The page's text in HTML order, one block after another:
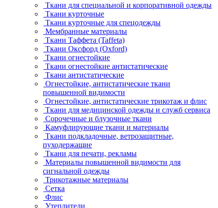
Ткани для специальной и корпоративной одежды
Ткани курточные
Ткани курточные для спецодежды
Мембранные материалы
Ткани Таффета (Taffeta)
Ткани Оксфорд (Oxford)
Ткани огнестойкие
Ткани огнестойкие антистатические
Ткани антистатические
Огнестойкие, антистатические ткани
повышенной видимости
Огнестойкие, антистатические трикотаж и флис
Ткани для медицинской одежды и служб сервиса
Сорочечные и блузочные ткани
Камуфлирующие ткани и материалы
Ткани подкладочные, ветрозащитные,
пуходержащие
Ткани для печати, рекламы
Материалы повышенной видимости для
сигнальной одежды
Трикотажные материалы
Сетка
Флис
Утеплители